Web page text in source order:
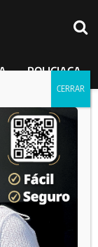
POLICIACA
respeto
México